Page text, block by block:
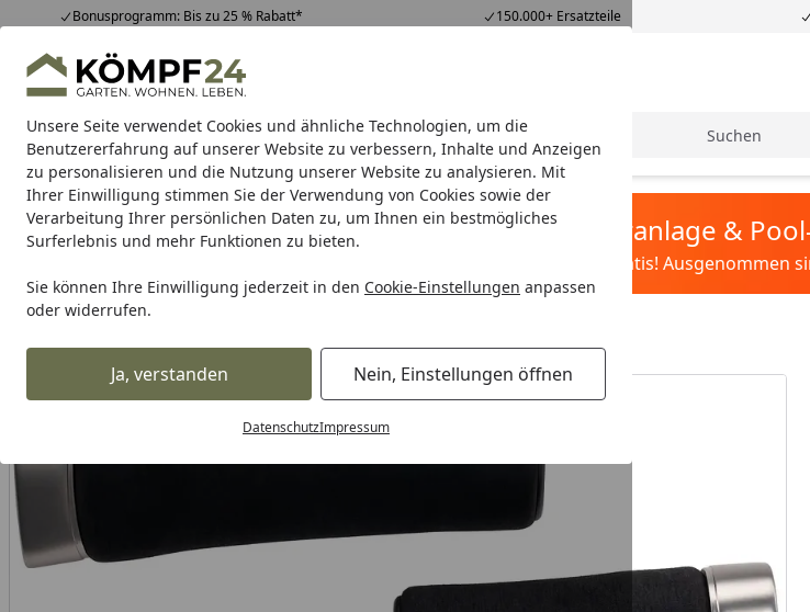
Unsere Seite verwendet Cookies und ähnliche Technologien, um die
Benutzererfahrung auf unserer Website zu verbessern, Inhalte und Anzeigen
zu personalisieren und die Nutzung unserer Website zu analysieren. Mit
Ihrer Einwilligung stimmen Sie der Verwendung von Cookies sowie der
Verarbeitung Ihrer persönlichen Daten zu, um Ihnen ein bestmögliches
Surferlebnis und mehr Funktionen zu bieten.
Sie können Ihre Einwilligung jederzeit in den Cookie-Einstellungen anpassen
oder widerrufen.
Ja, verstanden Nein, Einstellungen öffnen
DatenschutzImpressum
Bonusprogramm: Bis zu 25 % Rabatt* 150.000+ Ersatzteile
Hotline07051 / 9 22 22
Mo-Fr. 8-16 Uhr 25.957 Bewertungen
Alle Produkte
Alle ProdukteHighlights Tipps & Tricks Suche
Karibu Pools inkl. gratis Sandfilteranlage &
Dein Traumpool im Sorglos-Paket: Filter&Pflege gratis! Ausgenommen
Selle Royal Griff Nivo Gel